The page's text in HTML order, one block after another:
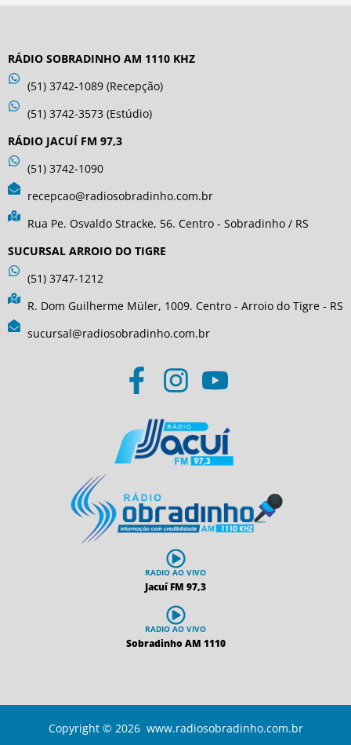
RÁDIO SOBRADINHO AM 1110 KHZ
(51) 3742-1089 (Recepção)
(51) 3742-3573 (Estúdio)
RÁDIO JACUÍ FM 97,3
(51) 3742-1090
recepcao@radiosobradinho.com.br
Rua Pe. Osvaldo Stracke, 56. Centro - Sobradinho / RS
SUCURSAL ARROIO DO TIGRE
(51) 3747-1212
R. Dom Guilherme Müler, 1009. Centro - Arroio do Tigre - RS
sucursal@radiosobradinho.com.br
RADIO AO VIVO
Jacuí FM 97,3
RADIO AO VIVO
Sobradinho AM 1110
Copyright © 2026 www.radiosobradinho.com.br